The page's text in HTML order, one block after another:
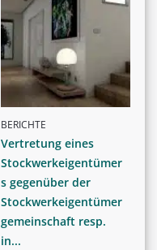
BERICHTE
Vertretung eines
Stockwerkeigentümer
s gegenüber der
Stockwerkeigentümer
gemeinschaft resp.
in...